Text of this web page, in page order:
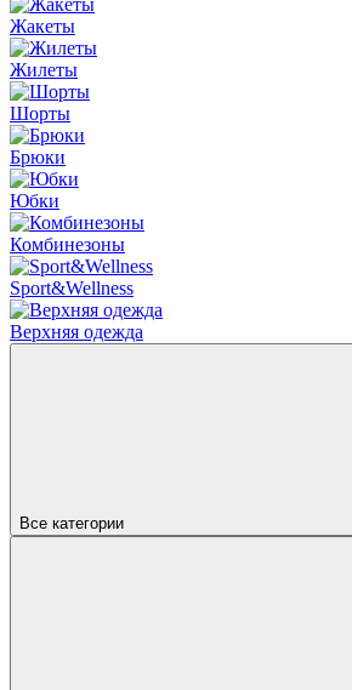
Жакеты
Жилеты
Шорты
Брюки
Юбки
Комбинезоны
Sport&Wellness
Верхняя одежда
Все категории